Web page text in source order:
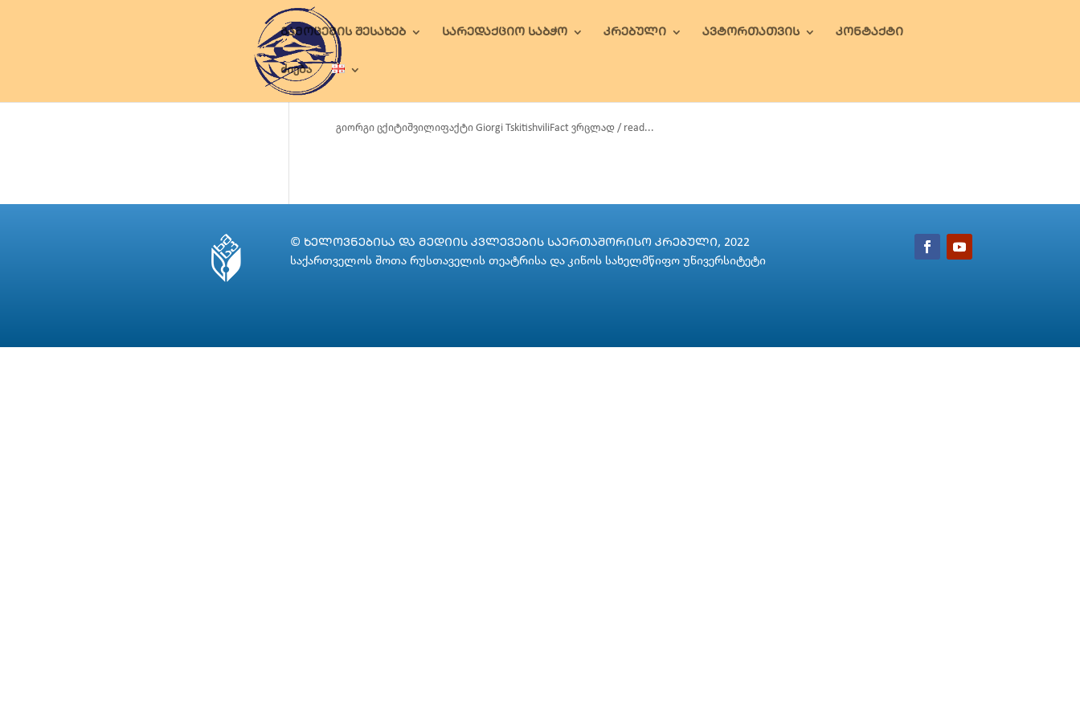
ᲒᲐᲛᲝᲪᲔᲛᲘᲡ ᲨᲔᲡᲐᲮᲔᲑ ᲡᲐᲠᲔᲓᲐᲥᲪᲘᲝ ᲡᲐᲑᲭᲝ ᲙᲠᲔᲑᲣᲚᲘ ᲐᲕᲢᲝᲠᲗᲐᲗᲕᲘᲡ ᲙᲝᲜᲢᲐᲥᲢᲘ
ძიება
გიორგი ცქიტიშვილიფაქტი Giorgi TskitishviliFact ვრცლად / read...
© ᲮᲔᲚᲝᲕᲜᲔᲑᲘᲡᲐ ᲓᲐ ᲛᲔᲓᲘᲘᲡ ᲙᲕᲚᲔᲕᲔᲑᲘᲡ ᲡᲐᲔᲠᲗᲐᲨᲝᲠᲘᲡᲝ ᲙᲠᲔᲑᲣᲚᲘ, 2022
საქართველოს შოთა რუსთაველის თეატრისა და კინოს სახელმწიფო უნივერსიტეტი